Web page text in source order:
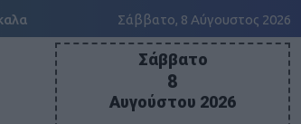
Σάββατο, 8 Αύγουστος 2026
Σάββατο
8
Αυγούστου 2026